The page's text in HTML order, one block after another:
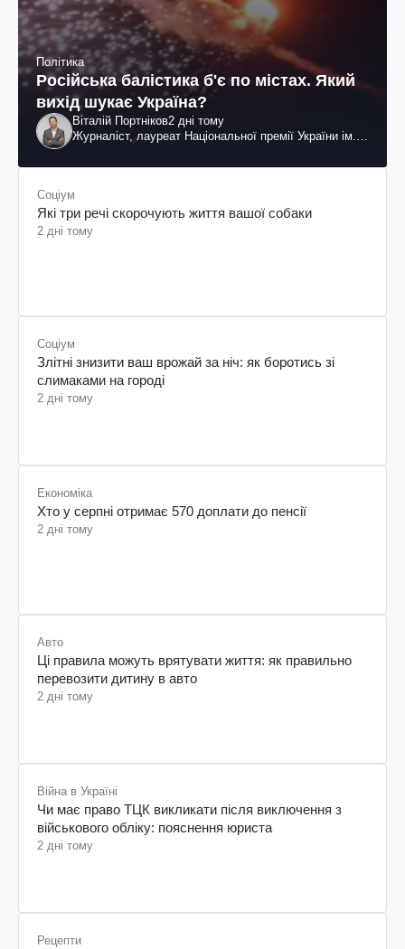
Політика
Російська балістика б'є по містах. Який
вихід шукає Україна?
Віталій Портніков2 дні тому
Журналіст, лауреат Національної премії України ім.
Соціум
Які три речі скорочують життя вашої собаки
2 дні тому
Соціум
Злітні знизити ваш врожай за ніч: як боротись зі
слимаками на городі
2 дні тому
Економіка
Хто у серпні отримає 570 доплати до пенсії
2 дні тому
Авто
Ці правила можуть врятувати життя: як правильно
перевозити дитину в авто
2 дні тому
Війна в Україні
Чи має право ТЦК викликати після виключення з
військового обліку: пояснення юриста
2 дні тому
Рецепти